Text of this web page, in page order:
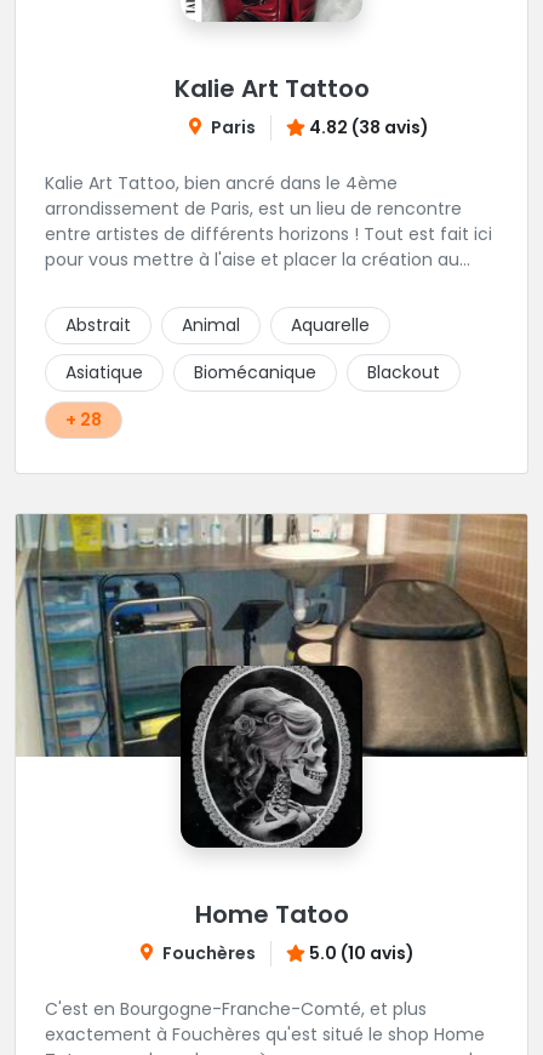
Kalie Art Tattoo
Paris 4.82 (38 avis)
Kalie Art Tattoo, bien ancré dans le 4ème
arrondissement de Paris, est un lieu de rencontre
entre artistes de différents horizons ! Tout est fait ici
pour vous mettre à l'aise et placer la création au
Abstrait
Animal
Aquarelle
Asiatique
Biomécanique
Blackout
+ 28
Home Tatoo
Fouchères 5.0 (10 avis)
C'est en Bourgogne-Franche-Comté, et plus
exactement à Fouchères qu'est situé le shop Home